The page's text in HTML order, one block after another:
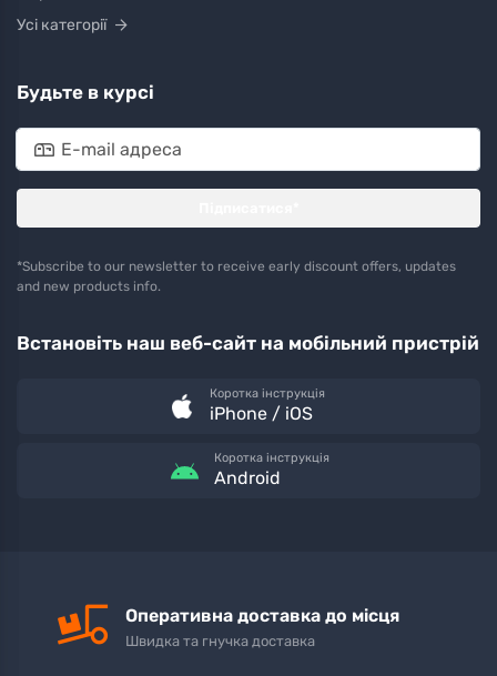
Усі категорії
Будьте в курсі
*Subscribe to our newsletter to receive early discount offers, updates
and new products info.
Встановіть наш веб-сайт на мобільний пристрій
Коротка інструкція
iPhone / iOS
Коротка інструкція
Android
Оперативна доставка до місця
Швидка та гнучка доставка